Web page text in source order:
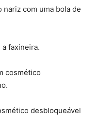
com uma bola de
faxineira.
cosmético
desbloqueável